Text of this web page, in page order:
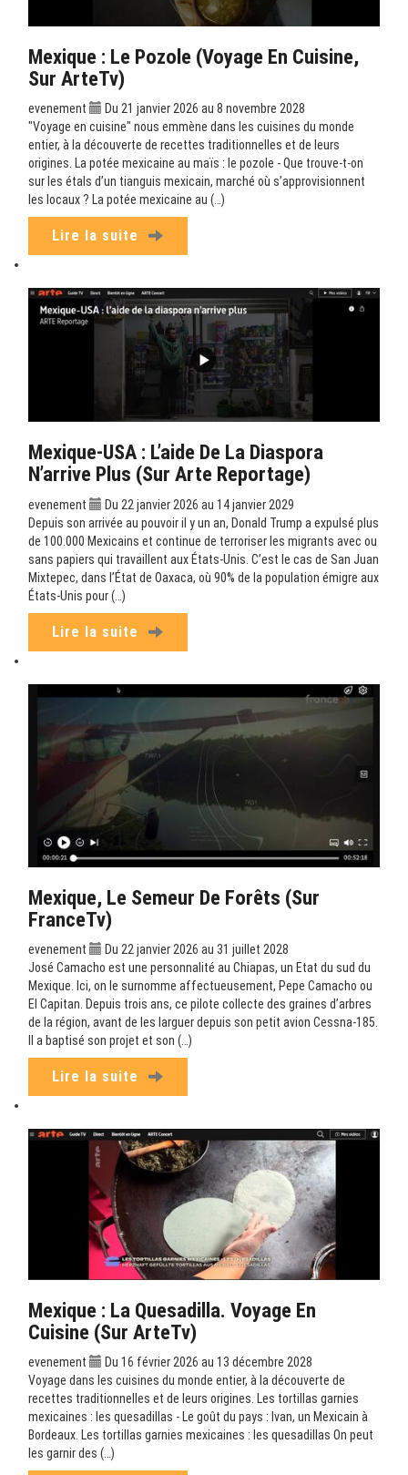
Mexique : Le Pozole (Voyage En Cuisine,
Sur ArteTv)
evenement
Du 21 janvier 2026 au 8 novembre 2028
"Voyage en cuisine" nous emmène dans les cuisines du monde
entier, à la découverte de recettes traditionnelles et de leurs
origines. La potée mexicaine au maïs : le pozole - Que trouve-t-on
sur les étals d’un tianguis mexicain, marché où s’approvisionnent
les locaux ? La potée mexicaine au (…)
Lire la suite
Mexique-USA : L’aide De La Diaspora
N’arrive Plus (sur Arte Reportage)
evenement
Du 22 janvier 2026 au 14 janvier 2029
Depuis son arrivée au pouvoir il y un an, Donald Trump a expulsé plus
de 100.000 Mexicains et continue de terroriser les migrants avec ou
sans papiers qui travaillent aux États-Unis. C’est le cas de San Juan
Mixtepec, dans l’État de Oaxaca, où 90% de la population émigre aux
États-Unis pour (…)
Lire la suite
Mexique, Le Semeur De Forêts (sur
FranceTv)
evenement
Du 22 janvier 2026 au 31 juillet 2028
José Camacho est une personnalité au Chiapas, un Etat du sud du
Mexique. Ici, on le surnomme affectueusement, Pepe Camacho ou
El Capitan. Depuis trois ans, ce pilote collecte des graines d’arbres
de la région, avant de les larguer depuis son petit avion Cessna-185.
Il a baptisé son projet et son (…)
Lire la suite
Mexique : La Quesadilla. Voyage En
Cuisine (sur ArteTv)
evenement
Du 16 février 2026 au 13 décembre 2028
Voyage dans les cuisines du monde entier, à la découverte de
recettes traditionnelles et de leurs origines. Les tortillas garnies
mexicaines : les quesadillas - Le goût du pays : Ivan, un Mexicain à
Bordeaux. Les tortillas garnies mexicaines : les quesadillas On peut
les garnir des (…)